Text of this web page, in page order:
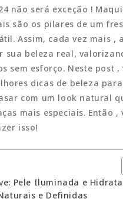
não será exceção !
são os pilares de um
Assim, cada vez mais ,
sua beleza real,
sem esforço. Neste post ,
dicas de beleza
com um look natural
mais especiais. Então ,
isso!
Pele Iluminada e
e Definidas